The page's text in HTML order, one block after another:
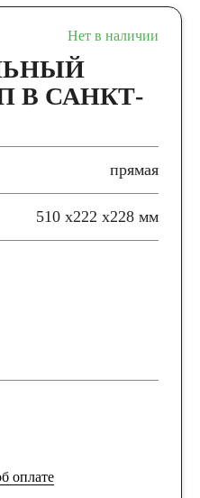
Нет в наличии
В САНКТ-
прямая
510 x222 x228 мм
оплате